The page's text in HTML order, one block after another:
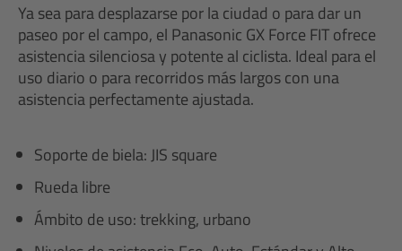
Ya sea para desplazarse por la ciudad o para dar un
paseo por el campo, el Panasonic GX Force FIT ofrece
asistencia silenciosa y potente al ciclista. Ideal para el
uso diario o para recorridos más largos con una
asistencia perfectamente ajustada.
Soporte de biela: JIS square
Rueda libre
Ámbito de uso: trekking, urbano